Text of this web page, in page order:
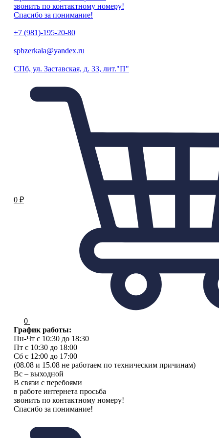
звонить по контактному номеру!
Спасибо за понимание!
+7 (981)-195-20-80
spbzerkala@yandex.ru
СПб, ул. Заставская, д. 33, лит."П"
0 ₽
0
График работы:
Пн-Чт с 10:30 до 18:30
Пт с 10:30 до 18:00
Сб с 12:00 до 17:00
(08.08 и 15.08 не работаем по техническим причинам)
Вс – выходной
В связи с перебоями
в работе интернета просьба
звонить по контактному номеру!
Спасибо за понимание!